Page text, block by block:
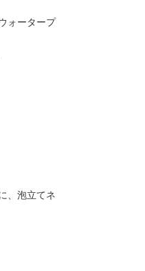
ォータープ
、泡立てネ